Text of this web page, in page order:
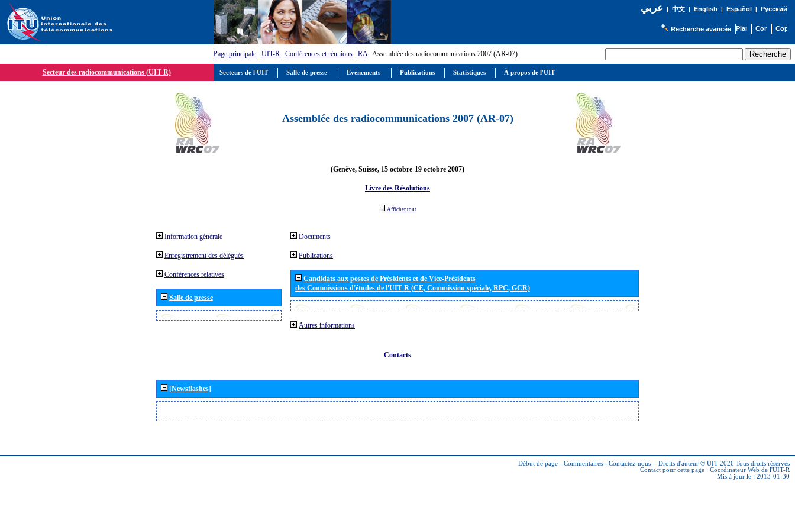
عربي| 中文| English | Español | Русский
Recherche avancée
Page principale : UIT-R : Conférences et réunions : RA: Assemblée des radiocommunications 2007 (AR-07)
Secteur des radiocommunications (UIT-R)
Assemblée des radiocommunications 2007 (AR-07)
(Genève, Suisse, 15 octobre-19 octobre 2007)
Livre des Résolutions
Afficher tout
Information générale
Enregistrement des délégués
Conférences relatives
Salle de presse
Documents
Publications
Candidats aux postes de Présidents et de Vice-Présidents
des Commissions d'études de l'UIT-R (CE, Commission spéciale, RPC, GCR)
Autres informations
Contacts
[Newsflashes]
Début de page - Commentaires - Contactez-nous - Droits d'auteur © UIT 2026 Tous droits réservés
Contact pour cette page : Coordinateur Web de l'UIT-R
Mis à jour le : 2013-01-30
Secteurs de l'UIT Salle de presse Evénements Publications Statistiques À propos de l'UIT